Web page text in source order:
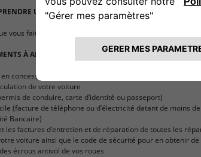
UN RENDEZ-VOUS ?
vous faites une demande d’estimation en ligne, vous
À APPORTER LORS DU RENDEZ-VOUS ?
concession, il est souhaitable que vous veniez avec
de votre voiture
de conduire, carte d’identité ou passeport)
(facture de téléphone ou d’électricité datant de moins
Bancaire)
les factures d’entretien et de réparation de toutes les
voiture ainsi que le code de sécurité pour en obtenir de
écrous antivol de vos roues